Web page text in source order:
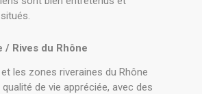
/ Rives du Rhône
les zones riveraines du Rhône
de vie appréciée, avec des